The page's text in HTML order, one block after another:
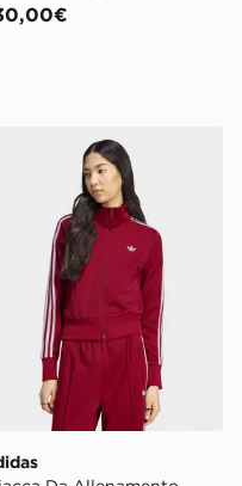
Iconica Firebird
Giacca Da